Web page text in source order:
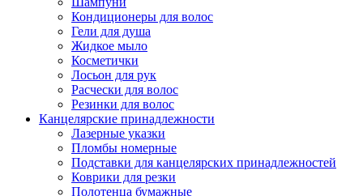
Кондиционеры для волос
Гели для душа
Жидкое мыло
Косметички
Лосьон для рук
Расчески для волос
Резинки для волос
Канцелярские принадлежности
Лазерные указки
Пломбы номерные
Подставки для канцелярских принадлежностей
Коврики для резки
Полотенца бумажные